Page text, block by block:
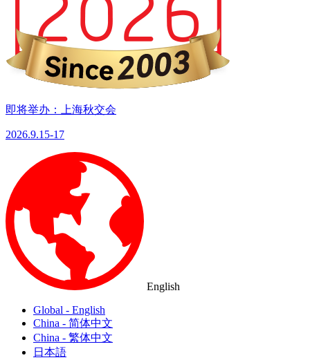
即将举办：上海秋交会
2026.9.15-17
English
Global - English
China - 简体中文
China - 繁体中文
日本語